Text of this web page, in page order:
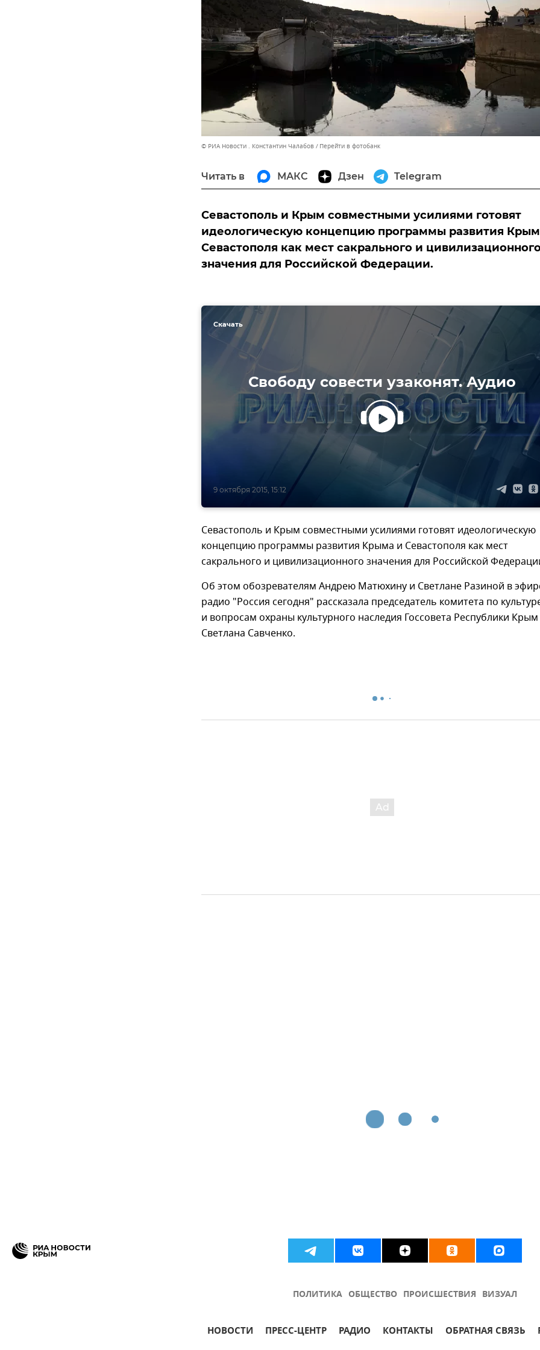
© РИА Новости . Константин Чалабов Перейти в фотобанк
Читать в МАКС Дзен Telegram
Севастополь и Крым совместными усилиями готовят
идеологическую концепцию программы развития
Севастополя как мест сакрального и
значения для Российской Федерации.
Свободу совести узаконят. Аудио
9 октября 2015, 15:12
Скачать
Севастополь и Крым совместными усилиями готовят идеологическую
концепцию программы развития Крыма и Севастополя как мест
сакрального и цивилизационного значения для Российской
Об этом обозревателям Андрею Матюхину и Светлане Разиной в
радио "Россия сегодня" рассказала председатель комитета по
и вопросам охраны культурного наследия Госсовета Республики Крым
Светлана Савченко.
ПОЛИТИКА ОБЩЕСТВО ПРОИСШЕСТВИЯ ВИЗУАЛ
НОВОСТИ ПРЕСС-ЦЕНТР РАДИО КОНТАКТЫ ОБРАТНАЯ СВЯЗЬ